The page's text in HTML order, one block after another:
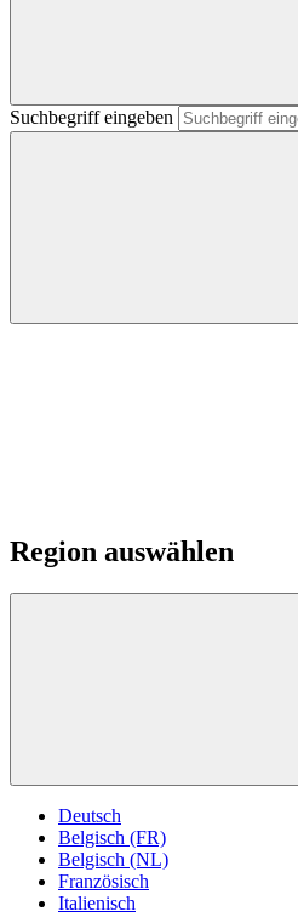
Suchbegriff eingeben
Region auswählen
Deutsch
Belgisch (FR)
Belgisch (NL)
Französisch
Italienisch